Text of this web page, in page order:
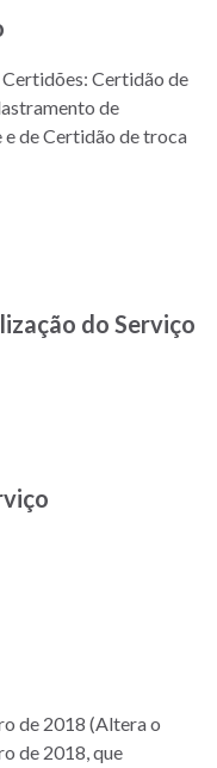
Certidão de
de
de Certidão de troca
do Serviço
de 2018 (Altera o
de 2018, que